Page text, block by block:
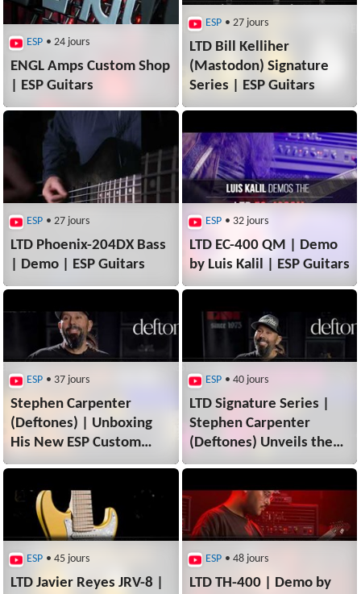
ESP • 24 jours
ENGL Amps Custom Shop
| ESP Guitars
ESP • 27 jours
LTD Bill Kelliher
(Mastodon) Signature
Series | ESP Guitars
ESP • 27 jours
LTD Phoenix-204DX Bass
| Demo | ESP Guitars
ESP • 32 jours
LTD EC-400 QM | Demo
by Luis Kalil | ESP Guitars
ESP • 37 jours
Stephen Carpenter
(Deftones) | Unboxing
His New ESP Custom
Shop Guitars |
ESP • 40 jours
LTD Signature Series |
Stephen Carpenter
(Deftones) Unveils the
SC-607 Baritone |
ESP • 45 jours
LTD Javier Reyes JRV-8 |
ESP • 48 jours
LTD TH-400 | Demo by